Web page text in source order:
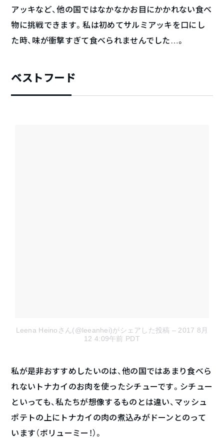
アッキなど、他の国ではなかなかお目にかかれない食べ
物に挑戦できます。私は初めてサルミアッキを口にし
た時、味が衝撃すぎて食べられませんでした…。
ベストフード
Leena Heinoさん(@leeanhei)がシェアした投稿 – 2017 8月
12 4:09午前 PDT
私が是非おすすめしたいのは、他の国ではあまり食べら
れないトナカイのお肉を使ったシチューです。シチュー
といっても、私たちが想像するものとは違い、マッシュ
ポテトの上にトナカイの肉の煮込みがドーンとのって
います（ボリューミー！）。